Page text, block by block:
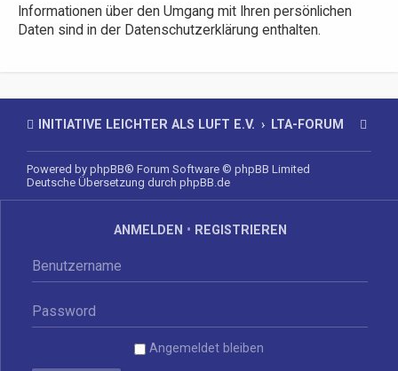
Informationen über den Umgang mit Ihren persönlichen
Daten sind in der Datenschutzerklärung enthalten.
INITIATIVE LEICHTER ALS LUFT E.V. LTA-FORUM
Powered by phpBB® Forum Software © phpBB Limited
Deutsche Übersetzung durch phpBB.de
ANMELDEN • REGISTRIEREN
Angemeldet bleiben